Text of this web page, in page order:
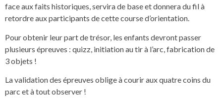
face aux faits historiques, servira de base et donnera du fil à
retordre aux participants de cette course d’orientation.
Pour obtenir leur part de trésor, les enfants devront passer
plusieurs épreuves : quizz, initiation au tir à l’arc, fabrication de
3 objets !
La validation des épreuves oblige à courir aux quatre coins du
parc et à tout observer !